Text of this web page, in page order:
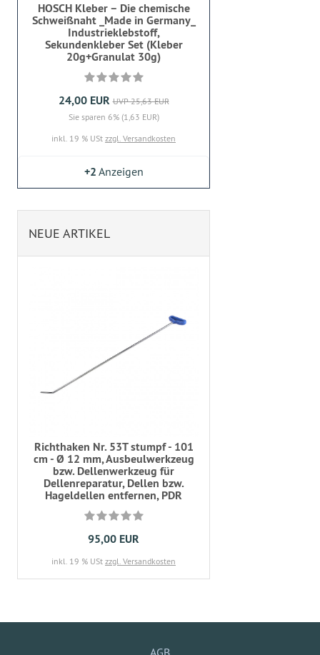
HOSCH Kleber – Die chemische
Schweißnaht _Made in Germany_
Industrieklebstoff,
Sekundenkleber Set (Kleber
20g+Granulat 30g)
24,00 EUR UVP 25,63 EUR
Sie sparen 6% (1,63 EUR)
inkl. 19 % USt zzgl. Versandkosten
+2 Anzeigen
NEUE ARTIKEL
Richthaken Nr. 53T stumpf - 101
cm - Ø 12 mm, Ausbeulwerkzeug
bzw. Dellenwerkzeug für
Dellenreparatur, Dellen bzw.
Hageldellen entfernen, PDR
95,00 EUR
inkl. 19 % USt zzgl. Versandkosten
AGB